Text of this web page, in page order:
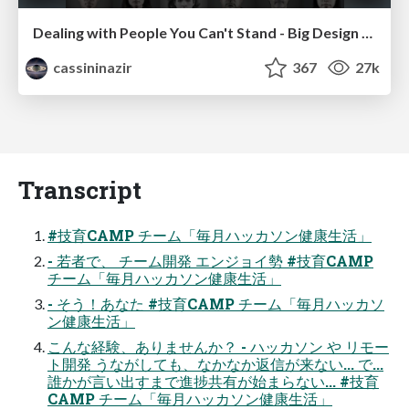
Dealing with People You Can't Stand - Big Design 2015
cassininazir
367 27k
Transcript
#技育CAMP チーム「毎月ハッカソン健康生活」
- 若者で、 チーム開発 エンジョイ勢 #技育CAMP
チーム「毎月ハッカソン健康生活」
- そう！あなた #技育CAMP チーム「毎月ハッカソ
ン健康生活」
こんな経験、ありませんか？ - ハッカソン や リモー
ト開発 うながしても、なかなか返信が来ない... で...
誰かが言い出すまで進捗共有が始まらない... #技育
CAMP チーム「毎月ハッカソン健康生活」